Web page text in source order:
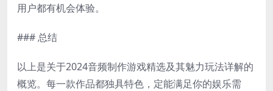
用户都有机会体验。
### 总结
以上是关于2024音频制作游戏精选及其魅力玩法详解的
概览。每一款作品都独具特色，定能满足你的娱乐需